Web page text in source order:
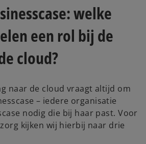
welke
een rol bij de
cloud?
naar de cloud vraagt altijd om
– iedere organisatie
nodig die bij haar past. Voor
kijken wij hierbij naar drie